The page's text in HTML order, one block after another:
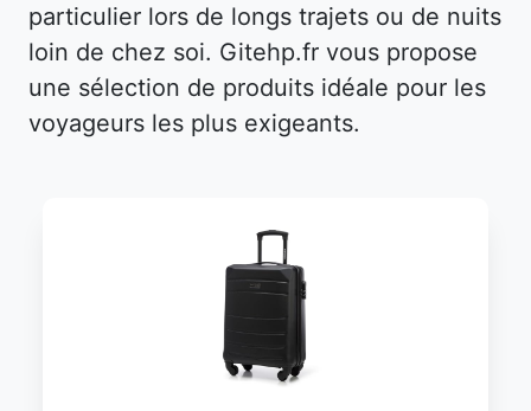
particulier lors de longs trajets ou de nuits
loin de chez soi. Gitehp.fr vous propose
une sélection de produits idéale pour les
voyageurs les plus exigeants.